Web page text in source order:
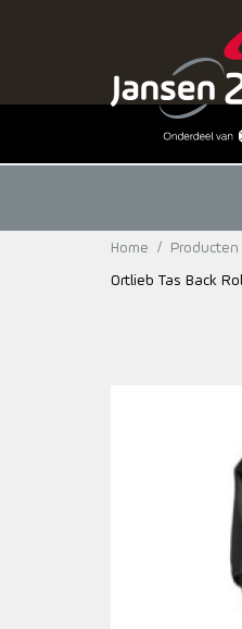
Home / Producten
Ortlieb Tas Back